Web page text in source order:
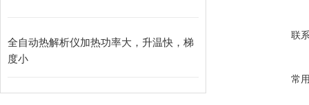
全自动热解析仪加热功率大，升温快，梯
度小
联
常